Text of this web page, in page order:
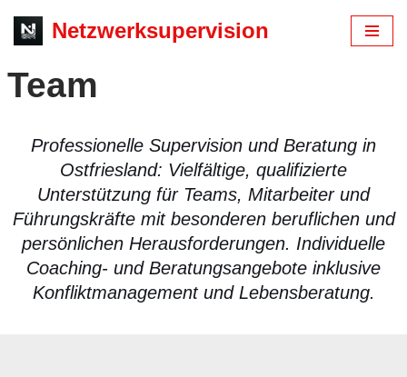
Zum
Inhalt
springen
Netzwerksupervision
Team
Professionelle Supervision und Beratung in
Ostfriesland: Vielfältige, qualifizierte
Unterstützung für Teams, Mitarbeiter und
Führungskräfte mit besonderen beruflichen und
persönlichen Herausforderungen. Individuelle
Coaching- und Beratungsangebote inklusive
Konfliktmanagement und Lebensberatung.